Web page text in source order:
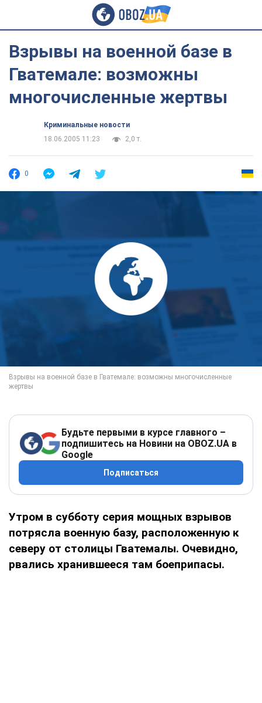
Взрывы на военной базе в
Гватемале: возможны
многочисленные жертвы
Криминальные новости
18.06.2005 11:23
2,0 т.
0
Будьте первыми в курсе главного –
подпишитесь на Новини на OBOZ.UA в
Google
Подписаться
Утром в субботу серия мощных взрывов
потрясла военную базу, расположенную к
северу от столицы Гватемалы. Очевидно,
рвались хранившееся там боеприпасы.